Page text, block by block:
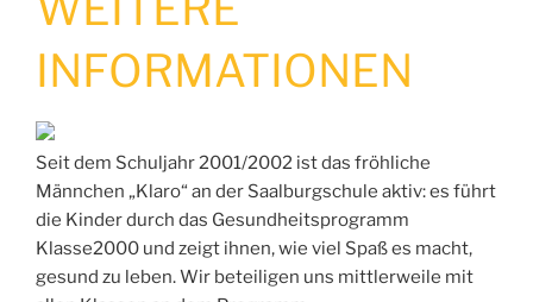
INFORMATIONEN
Seit dem Schuljahr 2001/2002 ist das fröhliche
Männchen „Klaro“ an der Saalburgschule aktiv: es führt
die Kinder durch das Gesundheitsprogramm
Klasse2000 und zeigt ihnen, wie viel Spaß es macht,
gesund zu leben. Wir beteiligen uns mittlerweile mit